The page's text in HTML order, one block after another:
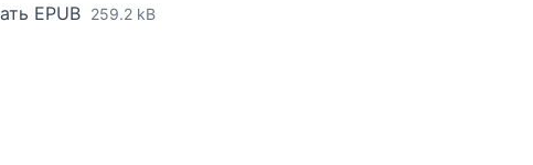
EPUB 259.2 kB